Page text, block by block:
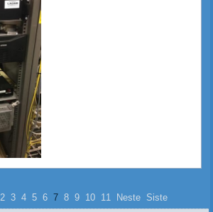
2 3 4 5 6 7 8 9 10 11 Neste Siste